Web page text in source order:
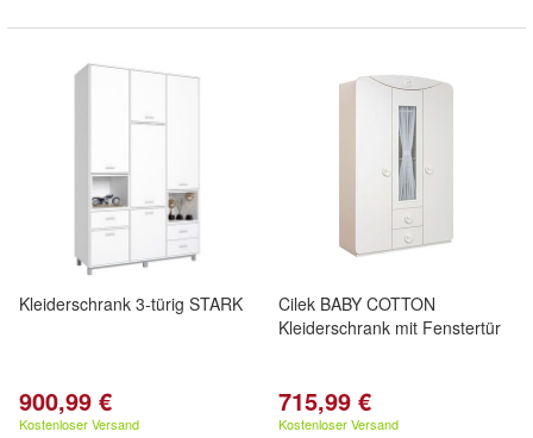
Kleiderschrank 3-türig STARK
900,99 €
Kostenloser Versand
Cilek BABY COTTON
Kleiderschrank mit Fenstertür
715,99 €
Kostenloser Versand